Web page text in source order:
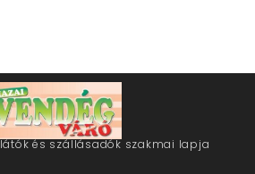
és szállásadók szakmai lapja